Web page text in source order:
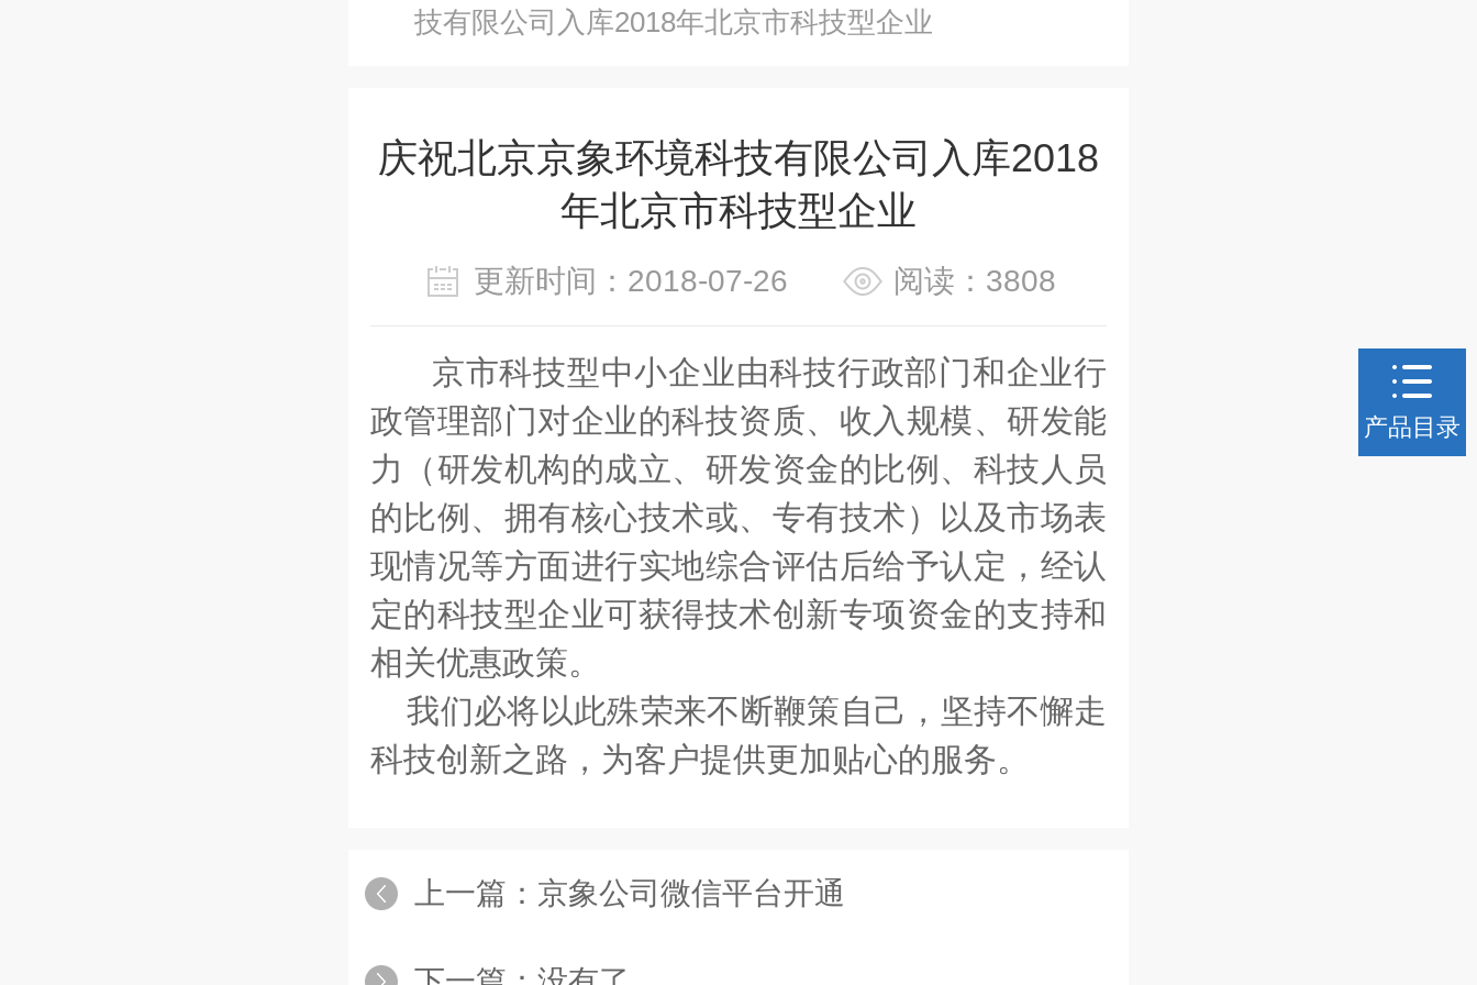
技有限公司入库2018年北京市科技型企业
庆祝北京京象环境科技有限公司入库2018
年北京市科技型企业
更新时间：2018-07-26 阅读：3808
京市科技型中小企业由科技行政部门和企业行
政管理部门对企业的科技资质、收入规模、研发能
力（研发机构的成立、研发资金的比例、科技人员
的比例、拥有核心技术或、专有技术）以及市场表
现情况等方面进行实地综合评估后给予认定，经认
定的科技型企业可获得技术创新专项资金的支持和
相关优惠政策。
我们必将以此殊荣来不断鞭策自己，坚持不懈走
科技创新之路，为客户提供更加贴心的服务。
上一篇： 京象公司微信平台开通
产品目录